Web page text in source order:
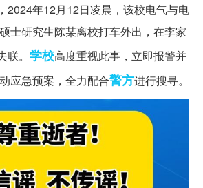
2024年12月12日凌晨，该校电气与电
士研究生陈某离校打车外出，在李家
。 学校高度重视此事，立即报警并
动应急预案，全力配合警方进行搜寻。